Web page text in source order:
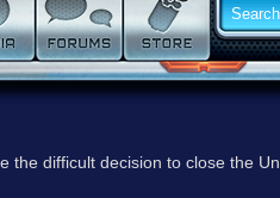
the difficult decision to close the